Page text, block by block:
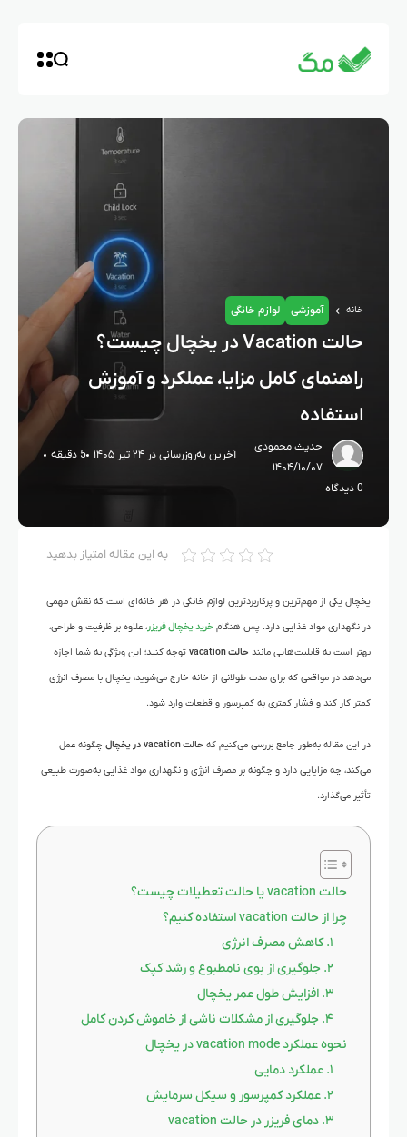
خانه آموزشی لوازم خانگی
حالت Vacation در یخچال چیست؟
راهنمای کامل مزایا، عملکرد و آموزش
استفاده
حدیث محمودی
۱۴۰۴/۱۰/۰۷
آخرین به‌روزرسانی در ۲۴ تیر ۱۴۰۵ 5 دقیقه
0 دیدگاه
به این مقاله امتیاز بدهید
یخچال یکی از مهم‌ترین و پرکاربردترین لوازم خانگی در هر خانه‌ای است که نقش مهمی
در نگهداری مواد غذایی دارد. پس هنگام خرید یخچال فریزر، علاوه بر ظرفیت و طراحی،
بهتر است به قابلیت‌هایی مانند حالت vacation توجه کنید؛ این ویژگی به شما اجازه
می‌دهد در مواقعی که برای مدت طولانی از خانه خارج می‌شوید، یخچال با مصرف انرژی
کمتر کار کند و فشار کمتری به کمپرسور و قطعات وارد شود.
در این مقاله به‌طور جامع بررسی می‌کنیم که حالت vacation در یخچال چگونه عمل
می‌کند، چه مزایایی دارد و چگونه بر مصرف انرژی و نگهداری مواد غذایی به‌صورت طبیعی
تأثیر می‌گذارد.
حالت vacation یا حالت تعطیلات چیست؟
چرا از حالت vacation استفاده کنیم؟
۱. کاهش مصرف انرژی
۲. جلوگیری از بوی نامطبوع و رشد کپک
۳. افزایش طول عمر یخچال
۴. جلوگیری از مشکلات ناشی از خاموش کردن کامل
نحوه عملکرد vacation mode در یخچال
۱. عملکرد دمایی
۲. عملکرد کمپرسور و سیکل سرمایش
۳. دمای فریزر در حالت vacation